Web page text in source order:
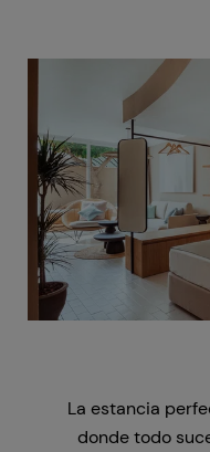
La estancia
donde todo